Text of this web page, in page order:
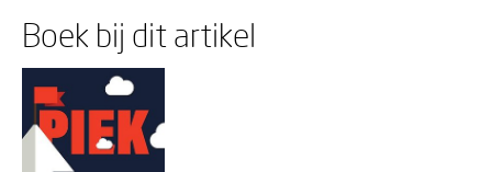
Boek bij dit artikel